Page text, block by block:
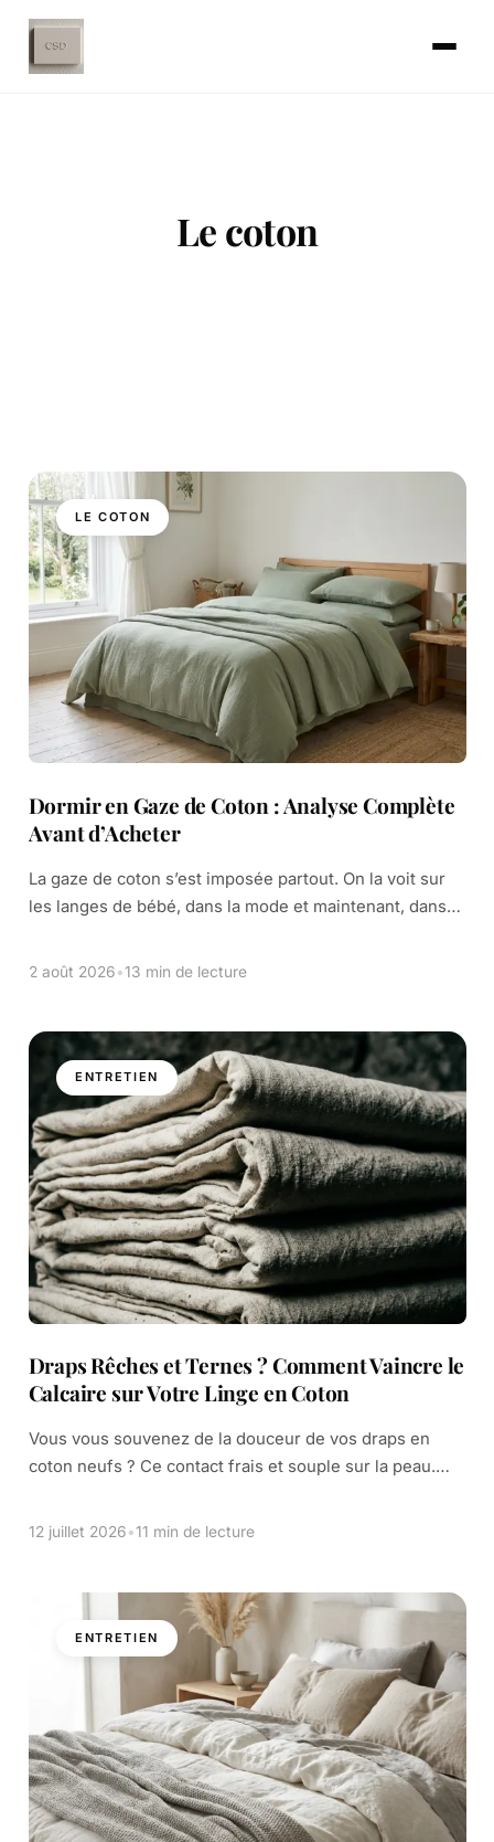
Le coton
LE COTON
Dormir en Gaze de Coton : Analyse Complète
Avant d’Acheter
La gaze de coton s’est imposée partout. On la voit sur
les langes de bébé, dans la mode et maintenant, dans
promesse de […]
2 août 2026•13 min de lecture
ENTRETIEN
Draps Rêches et Ternes ? Comment Vaincre le
Calcaire sur Votre Linge en Coton
Vous vous souvenez de la douceur de vos draps en
coton neufs ? Ce contact frais et souple sur la peau.
deviennent […]
12 juillet 2026•11 min de lecture
ENTRETIEN